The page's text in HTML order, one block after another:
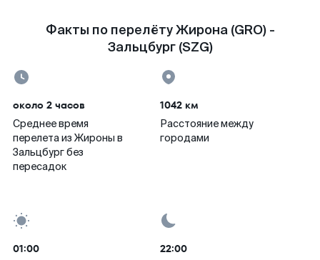
Факты по перелёту Жирона (GRO) -
Зальцбург (SZG)
около 2 часов
Среднее время
перелета из Жироны в
Зальцбург без
пересадок
1042 км
Расстояние между
городами
01:00 22:00